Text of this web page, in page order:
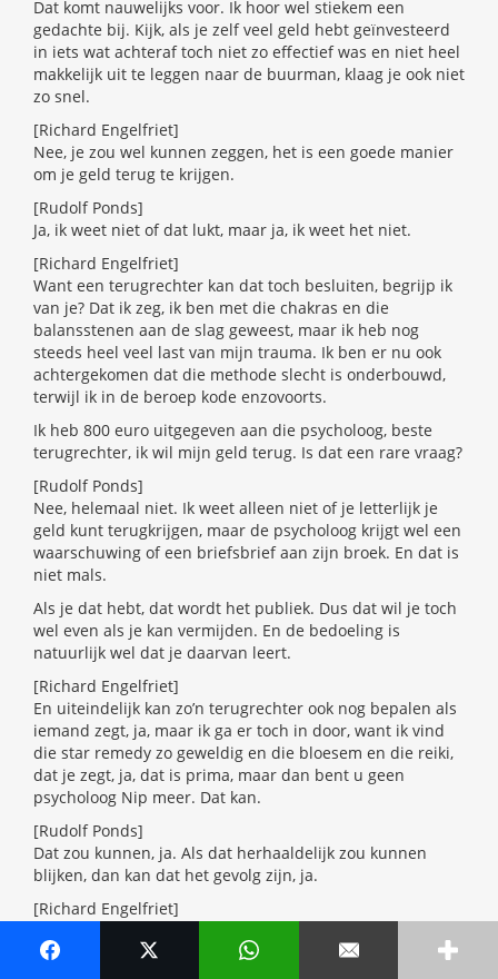
Dat komt nauwelijks voor. Ik hoor wel stiekem een
gedachte bij. Kijk, als je zelf veel geld hebt geïnvesteerd
in iets wat achteraf toch niet zo effectief was en niet heel
makkelijk uit te leggen naar de buurman, klaag je ook niet
zo snel.
[Richard Engelfriet]
Nee, je zou wel kunnen zeggen, het is een goede manier
om je geld terug te krijgen.
[Rudolf Ponds]
Ja, ik weet niet of dat lukt, maar ja, ik weet het niet.
[Richard Engelfriet]
Want een terugrechter kan dat toch besluiten, begrijp ik
van je? Dat ik zeg, ik ben met die chakras en die
balansstenen aan de slag geweest, maar ik heb nog
steeds heel veel last van mijn trauma. Ik ben er nu ook
achtergekomen dat die methode slecht is onderbouwd,
terwijl ik in de beroep kode enzovoorts.
Ik heb 800 euro uitgegeven aan die psycholoog, beste
terugrechter, ik wil mijn geld terug. Is dat een rare vraag?
[Rudolf Ponds]
Nee, helemaal niet. Ik weet alleen niet of je letterlijk je
geld kunt terugkrijgen, maar de psycholoog krijgt wel een
waarschuwing of een briefsbrief aan zijn broek. En dat is
niet mals.
Als je dat hebt, dat wordt het publiek. Dus dat wil je toch
wel even als je kan vermijden. En de bedoeling is
natuurlijk wel dat je daarvan leert.
[Richard Engelfriet]
En uiteindelijk kan zo’n terugrechter ook nog bepalen als
iemand zegt, ja, maar ik ga er toch in door, want ik vind
die star remedy zo geweldig en die bloesem en die reiki,
dat je zegt, ja, dat is prima, maar dan bent u geen
psycholoog Nip meer. Dat kan.
[Rudolf Ponds]
Dat zou kunnen, ja. Als dat herhaaldelijk zou kunnen
blijken, dan kan dat het gevolg zijn, ja.
[Richard Engelfriet]
jaarcongressen, bijeenkomsten, jullie hebben ook een